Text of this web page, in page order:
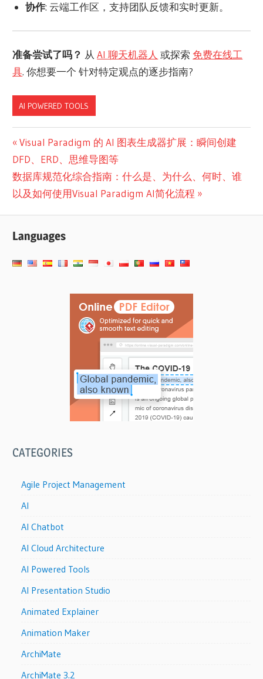
协作: 云端工作区，支持团队反馈和实时更新。
准备尝试了吗？ 从AI 聊天机器人 或探索免费在线工
具. 你想要一个针对特定观点的逐步指南?
AI POWERED TOOLS
文
章
导
航
Previous
Post:
Visual Paradigm 的 AI 图表生成器扩展：瞬间创建
DFD、ERD、思维导图等
Next
Post:
数据库规范化综合指南：什么是、为什么、何时、谁
以及如何使用Visual Paradigm AI简化流程
Languages
CATEGORIES
Agile Project Management
AI
AI Chatbot
AI Cloud Architecture
AI Powered Tools
AI Presentation Studio
Animated Explainer
Animation Maker
ArchiMate
ArchiMate 3.2